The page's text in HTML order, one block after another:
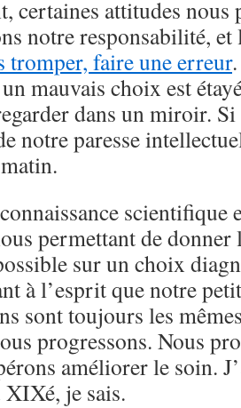
certaines attitudes nous
notre responsabilité,
tromper, faire une erreur
mauvais choix est
dans un miroir.
notre paresse
scientifique
permettant de donner
sur un choix
à l’esprit que notre
sont toujours les
progressons. Nous
améliorer le soin.
je sais.